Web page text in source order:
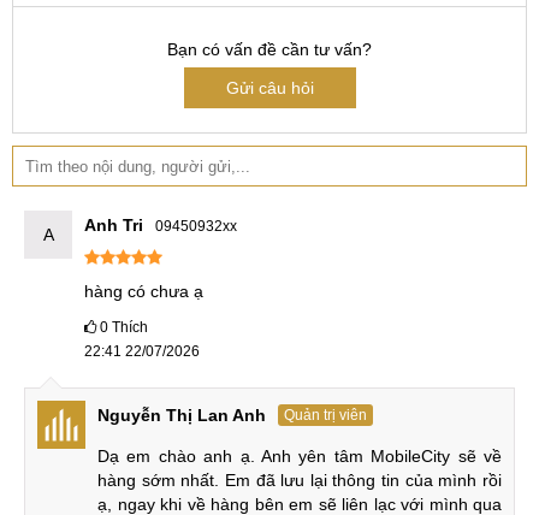
Đặc biệt, MobileCity còn hỗ trợ nâng cấp gói bảo hành BHV
trường hợp phát sinh lỗi phần cứng hoặc sự cố ngoài ý
Hỗ trợ trả góp 0%
Hiện tại, iQOO Z10 Turbo Plus cũ được áp dụng chương
trình trả góp 0% lãi suất vô cùng linh hoạt, giúp người dùng
dễ dàng sở hữu sản phẩm mà không lo áp lực tài chính.
Bạn có thể đăng ký trả góp thông qua các công ty tài chính
như Home Credit, FE Credit hoặc qua thẻ tín dụng.
MobileCity hỗ trợ nhiều gói trả góp khác nhau — 3 tháng, 6
tháng hoặc 12 tháng, tùy nhu cầu và khả năng của khách
hàng. Thủ tục nhanh gọn, xét duyệt trong vài phút, giúp bạn
dễ dàng mang máy về sử dụng ngay.
So sánh sản phẩm tương tự
Bạn có vấn đề cần tư vấn?
Gửi câu hỏi
A Anh Tri 09450932xx
hàng có chưa ạ
0 Thích
22:41 22/07/2026
Nguyễn Thị Lan Anh Quản trị viên
Dạ em chào anh ạ. Anh yên tâm MobileCity sẽ về
hàng sớm nhất. Em đã lưu lại thông tin của mình rồi
ạ, ngay khi về hàng bên em sẽ liên lạc với mình qua